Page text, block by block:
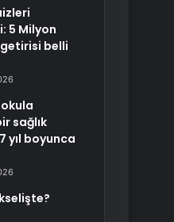
5 Milyon
getirisi belli
sağlık
yıl boyunca